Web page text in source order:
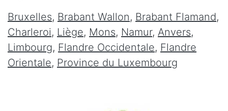
Bruxelles, Brabant Wallon, Brabant Flamand,
Charleroi, Liège, Mons, Namur, Anvers,
Limbourg, Flandre Occidentale, Flandre
Orientale, Province du Luxembourg